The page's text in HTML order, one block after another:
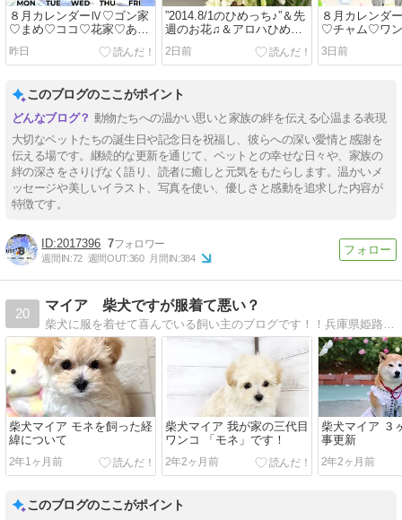
８月カレンダーⅣ♡ゴン家
♡まめ♡ココ♡花家♡あか
り♡すみれねこ家♡パル♥
てん♡ちぃ家♡小梅♡サン
昨日
”2014.8/1のひめっち♪”＆先
週のお花♫＆アロハひめっ
ち♪♡＆8月のカレンダー受
付中♫
2日前
８月カレンダ
♡チャム♡ワン
♡リー♡菜々
家♡めい♡
3日前
このブログのここがポイント
動物たちへの温かい思いと家族の絆を伝える心温まる表現
大切なペットたちの誕生日や記念日を祝福し、彼らへの深い愛情と感謝を
伝える場です。継続的な更新を通じて、ペットとの幸せな日々や、家族の
絆の深さをさりげなく語り、読者に癒しと元気をもたらします。温かいメ
ッセージや美しいイラスト、写真を使い、優しさと感動を追求した内容が
特徴です。
2017396 7
週間IN:72 週間OUT:360 月間IN:384
20
マイア 柴犬ですが服着て悪い？
柴犬に服を着せて喜んでいる飼い主のブログです！！兵庫県姫路市在住、メスの柴犬を飼っています。家内が作った服を着た柴犬マイアの写真が中心のブログです。
柴犬マイア モネを飼った経
緯について
2年1ヶ月前
柴犬マイア 我が家の三代目
ワンコ 「モネ」です！
2年2ヶ月前
柴犬マイア ３
事更新
2年2ヶ月前
このブログのここがポイント